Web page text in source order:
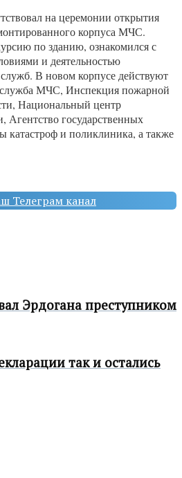
на церемонии открытия
корпуса МЧС.
по зданию, ознакомился с
и деятельностью
В новом корпусе действуют
служба МЧС, Инспекция пожарной
Национальный центр
Агентство государственных
катастроф и поликлиника, а также
Телеграм канал
Эрдогана преступником
так и остались